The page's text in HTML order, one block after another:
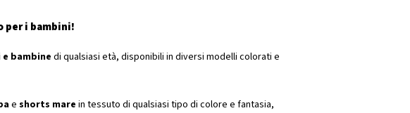
per i bambini!
bambinedi qualsiasi età, disponibili in diversi modelli colorati e
e shorts mare in tessuto di qualsiasi tipo di colore e fantasia,